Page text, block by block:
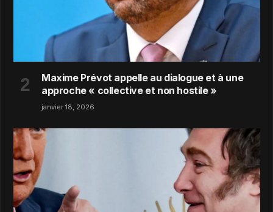
Maxime Prévot appelle au dialogue et à une
approche « collective et non hostile »
janvier 18, 2026